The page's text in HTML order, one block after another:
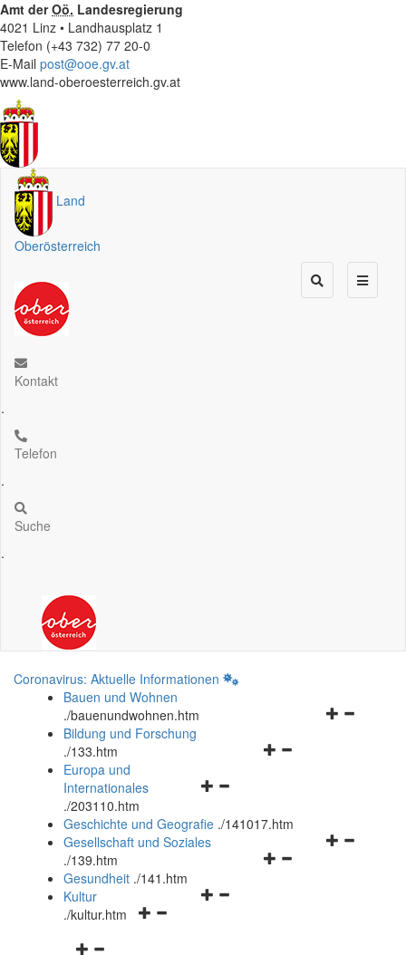
Amt derOö. Landesregierung
4021 Linz • Landhausplatz 1
Telefon (+43 732) 77 20-0
E-Mail post@ooe.gv.at
www.land-oberoesterreich.gv.at
Land
Oberösterreich
Kontakt
.
Telefon
.
Suche
.
Coronavirus: Aktuelle Informationen
Bauen und Wohnen
./bauenundwohnen.htm
Navigationsmenü
Bildung und Forschung
./133.htm
Navigationsmenü
und
schließen
Europa und
Internationales
./203110.htm
Geschichte und Geografie ./141017.htm
Navigationsmenü
Gesellschaft und Soziales
./139.htm
Navigationsmenü
Gesundheit ./141.htm
Navigationsmenü
Kultur
./kultur.htm
Navigationsmenü